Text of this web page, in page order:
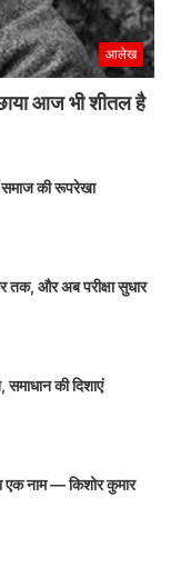
आलेख
छाया आज भी शीतल है
समाज की रूपरेखा
और अब परीक्षा सुधार
समाधान की दिशाएं
एक नाम — किशोर कुमार